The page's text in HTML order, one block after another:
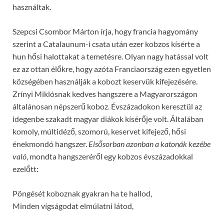
használtak.
Szepcsi Csombor Márton írja, hogy francia hagyomány
szerint a Catalaunum-i csata után ezer kobzos kísérte a
hun hősi halottakat a temetésre. Olyan nagy hatással volt
ez az ottan élőkre, hogy azóta Franciaország ezen egyetlen
községében használják a kobozt keservük kifejezésére.
Zrínyi Miklósnak kedves hangszere a Magyarországon
általánosan népszerű koboz. Évszázadokon keresztül az
idegenbe szakadt magyar diákok kísérője volt. Általában
komoly, múltidéző, szomorú, keservet kifejező, hősi
énekmondó hangszer. Elsősorban azonban a katonák kezébe
való, mondta hangszeréről egy kobzos évszázadokkal
ezelőtt:
Pöngését koboznak gyakran ha te hallod,
Minden vígságodat elmúlatni látod,